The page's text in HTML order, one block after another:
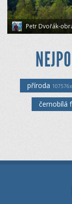
Petr Dvořák-
příroda 107576x
černobílá